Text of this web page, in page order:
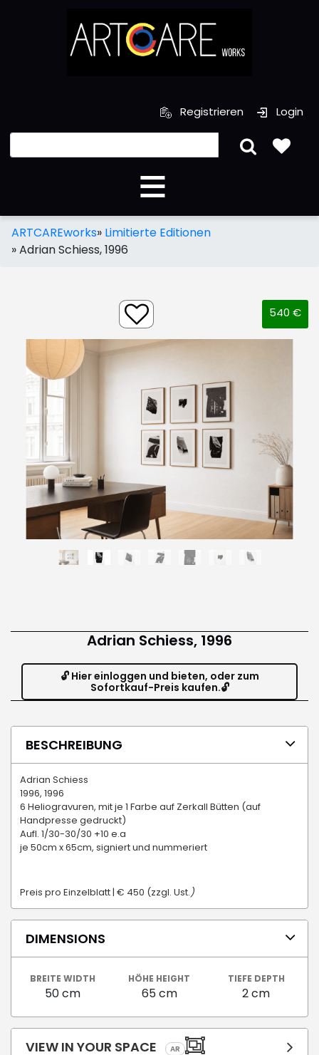
Registrieren Login
ARTCAREworks» Limitierte Editionen
»Adrian Schiess, 1996
540 €
Adrian Schiess, 1996
🔓 Hier einloggen und bieten, oder zum
Sofortkauf-Preis kaufen.🔓
BESCHREIBUNG
Adrian Schiess
1996, 1996
6 Heliogravuren, mit je 1 Farbe auf Zerkall Bütten (auf
Handpresse gedruckt)
Aufl. 1/30-30/30 +10 e.a
je 50cm x 65cm, signiert und nummeriert
Preis pro Einzelblatt | € 450 (zzgl. Ust.)
DIMENSIONS
BREITE WIDTH
50 cm
HÖHE HEIGHT
65 cm
TIEFE DEPTH
2 cm
VIEW IN YOUR SPACE AR